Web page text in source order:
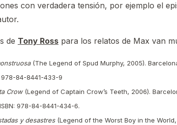
con verdadera tensión, por ejemplo el
de Tony Ross para los relatos de Max van
(The Legend of Spud Murphy, 2005).
978-84-8441-433-9
Crow(Legend of Captain Crow’s Teeth, 2006).
978-84-8441-434-6.
y desastres(Legend of the Worst Boy in the